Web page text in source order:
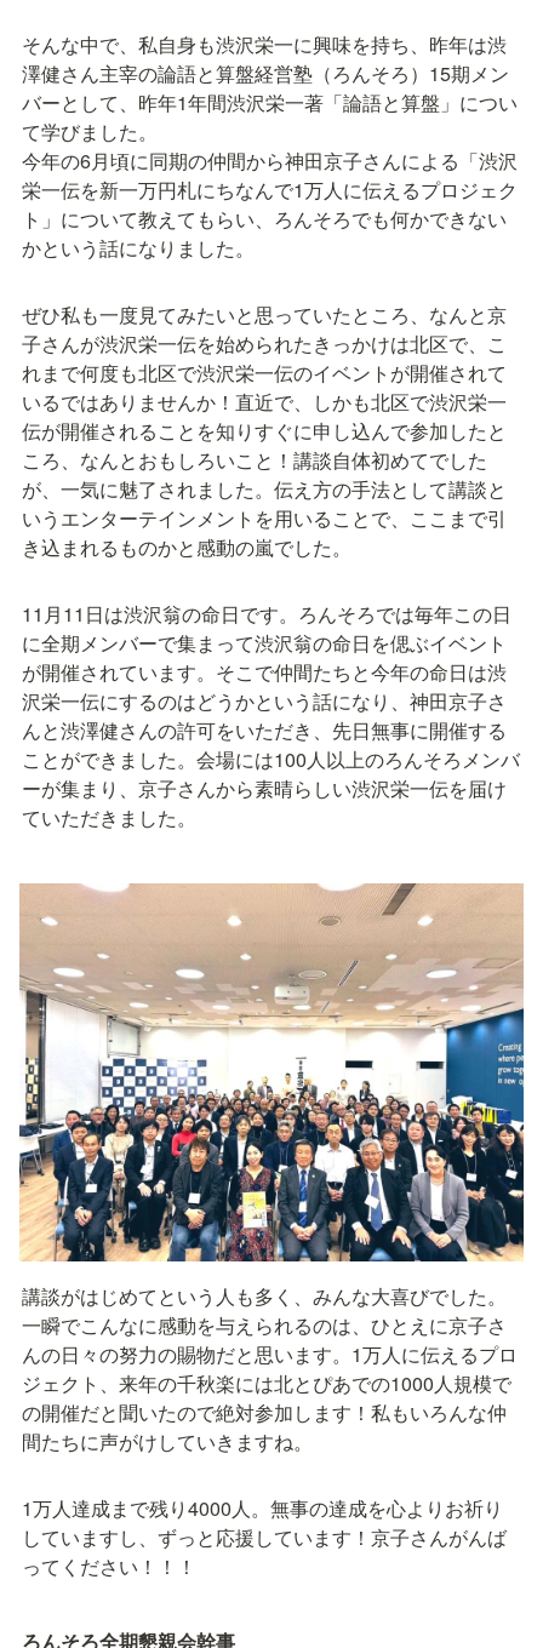
そんな中で、私自身も渋沢栄一に興味を持ち、昨年は渋
澤健さん主宰の論語と算盤経営塾（ろんそろ）15期メン
バーとして、昨年1年間渋沢栄一著「論語と算盤」につい
て学びました。
今年の6月頃に同期の仲間から神田京子さんによる「渋沢
栄一伝を新一万円札にちなんで1万人に伝えるプロジェク
ト」について教えてもらい、ろんそろでも何かできない
かという話になりました。
ぜひ私も一度見てみたいと思っていたところ、なんと京
子さんが渋沢栄一伝を始められたきっかけは北区で、こ
れまで何度も北区で渋沢栄一伝のイベントが開催されて
いるではありませんか！直近で、しかも北区で渋沢栄一
伝が開催されることを知りすぐに申し込んで参加したと
ころ、なんとおもしろいこと！講談自体初めてでした
が、一気に魅了されました。伝え方の手法として講談と
いうエンターテインメントを用いることで、ここまで引
き込まれるものかと感動の嵐でした。
11月11日は渋沢翁の命日です。ろんそろでは毎年この日
に全期メンバーで集まって渋沢翁の命日を偲ぶイベント
が開催されています。そこで仲間たちと今年の命日は渋
沢栄一伝にするのはどうかという話になり、神田京子さ
んと渋澤健さんの許可をいただき、先日無事に開催する
ことができました。会場には100人以上のろんそろメンバ
ーが集まり、京子さんから素晴らしい渋沢栄一伝を届け
ていただきました。
講談がはじめてという人も多く、みんな大喜びでした。
一瞬でこんなに感動を与えられるのは、ひとえに京子さ
んの日々の努力の賜物だと思います。1万人に伝えるプロ
ジェクト、来年の千秋楽には北とぴあでの1000人規模で
の開催だと聞いたので絶対参加します！私もいろんな仲
間たちに声がけしていきますね。
1万人達成まで残り4000人。無事の達成を心よりお祈り
していますし、ずっと応援しています！京子さんがんば
ってください！！！
ろんそろ全期懇親会幹事